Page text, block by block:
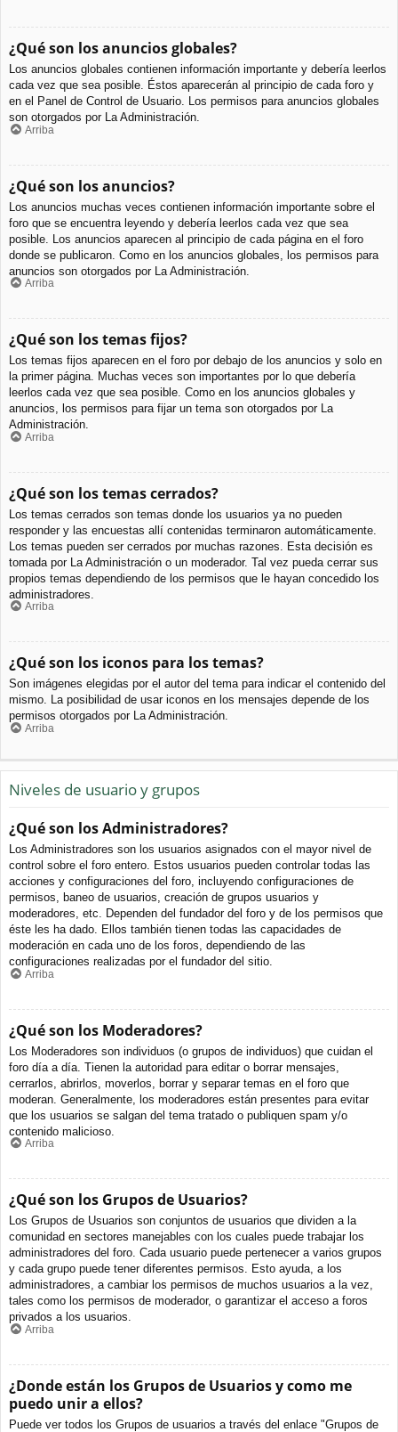
¿Qué son los anuncios globales?
Los anuncios globales contienen información importante y debería leerlos
cada vez que sea posible. Éstos aparecerán al principio de cada foro y
en el Panel de Control de Usuario. Los permisos para anuncios globales
son otorgados por La Administración.
Arriba
¿Qué son los anuncios?
Los anuncios muchas veces contienen información importante sobre el
foro que se encuentra leyendo y debería leerlos cada vez que sea
posible. Los anuncios aparecen al principio de cada página en el foro
donde se publicaron. Como en los anuncios globales, los permisos para
anuncios son otorgados por La Administración.
Arriba
¿Qué son los temas fijos?
Los temas fijos aparecen en el foro por debajo de los anuncios y solo en
la primer página. Muchas veces son importantes por lo que debería
leerlos cada vez que sea posible. Como en los anuncios globales y
anuncios, los permisos para fijar un tema son otorgados por La
Administración.
Arriba
¿Qué son los temas cerrados?
Los temas cerrados son temas donde los usuarios ya no pueden
responder y las encuestas allí contenidas terminaron automáticamente.
Los temas pueden ser cerrados por muchas razones. Esta decisión es
tomada por La Administración o un moderador. Tal vez pueda cerrar sus
propios temas dependiendo de los permisos que le hayan concedido los
administradores.
Arriba
¿Qué son los iconos para los temas?
Son imágenes elegidas por el autor del tema para indicar el contenido del
mismo. La posibilidad de usar iconos en los mensajes depende de los
permisos otorgados por La Administración.
Arriba
Niveles de usuario y grupos
¿Qué son los Administradores?
Los Administradores son los usuarios asignados con el mayor nivel de
control sobre el foro entero. Estos usuarios pueden controlar todas las
acciones y configuraciones del foro, incluyendo configuraciones de
permisos, baneo de usuarios, creación de grupos usuarios y
moderadores, etc. Dependen del fundador del foro y de los permisos que
éste les ha dado. Ellos también tienen todas las capacidades de
moderación en cada uno de los foros, dependiendo de las
configuraciones realizadas por el fundador del sitio.
Arriba
¿Qué son los Moderadores?
Los Moderadores son individuos (o grupos de individuos) que cuidan el
foro día a día. Tienen la autoridad para editar o borrar mensajes,
cerrarlos, abrirlos, moverlos, borrar y separar temas en el foro que
moderan. Generalmente, los moderadores están presentes para evitar
que los usuarios se salgan del tema tratado o publiquen spam y/o
contenido malicioso.
Arriba
¿Qué son los Grupos de Usuarios?
Los Grupos de Usuarios son conjuntos de usuarios que dividen a la
comunidad en sectores manejables con los cuales puede trabajar los
administradores del foro. Cada usuario puede pertenecer a varios grupos
y cada grupo puede tener diferentes permisos. Esto ayuda, a los
administradores, a cambiar los permisos de muchos usuarios a la vez,
tales como los permisos de moderador, o garantizar el acceso a foros
privados a los usuarios.
Arriba
¿Donde están los Grupos de Usuarios y como me
puedo unir a ellos?
Puede ver todos los Grupos de usuarios a través del enlace "Grupos de